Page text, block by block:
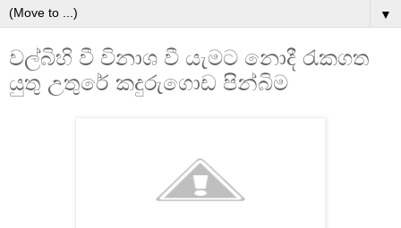
▼
වල්බිහි වී විනාශ වී යැමට නොදී රැකගත
යුතු උතුරේ කදුරුගොඩ පින්බිම